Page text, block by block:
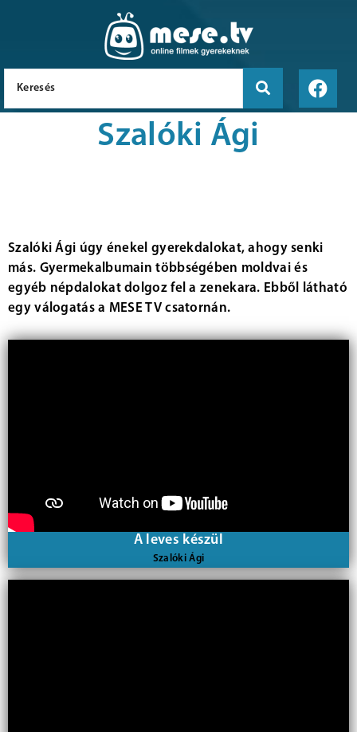
Szalóki Ági
Szalóki Ági úgy énekel gyerekdalokat, ahogy senki
más. Gyermekalbumain többségében moldvai és
egyéb népdalokat dolgoz fel a zenekara. Ebből látható
egy válogatás a MESE TV csatornán.
A leves készül
Szalóki Ági